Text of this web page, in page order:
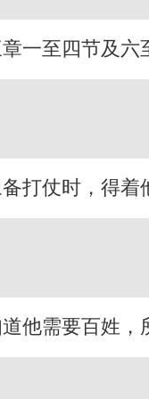
一至四节及
打仗时，得着
他需要百姓